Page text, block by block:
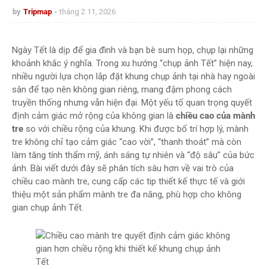
by Tripmap tháng 2 11, 2026
Ngày Tết là dịp để gia đình và bạn bè sum họp, chụp lại những
khoảnh khắc ý nghĩa. Trong xu hướng “chụp ảnh Tết” hiện nay,
nhiều người lựa chọn lắp đặt khung chụp ảnh tại nhà hay ngoài
sân để tạo nên không gian riêng, mang đậm phong cách
truyền thống nhưng vẫn hiện đại. Một yếu tố quan trọng quyết
định cảm giác mở rộng của không gian là chiều cao của mành
tre so với chiều rộng của khung. Khi được bố trí hợp lý, mành
tre không chỉ tạo cảm giác “cao vời”, “thanh thoát” mà còn
làm tăng tính thẩm mỹ, ánh sáng tự nhiên và “độ sâu” của bức
ảnh. Bài viết dưới đây sẽ phân tích sâu hơn về vai trò của
chiều cao mành tre, cung cấp các tip thiết kế thực tế và giới
thiệu một sản phẩm mành tre đa năng, phù hợp cho không
gian chụp ảnh Tết.